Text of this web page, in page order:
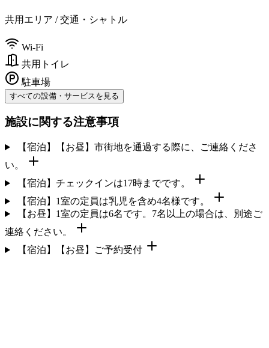
共用エリア / 交通・シャトル
Wi-Fi
共用トイレ
駐車場
すべての設備・サービスを見る
施設に関する注意事項
【宿泊】【お昼】市街地を通過する際に、ご連絡くださ
い。
【宿泊】チェックインは17時までです。
【宿泊】1室の定員は乳児を含め4名様です。
【お昼】1室の定員は6名です。7名以上の場合は、別途ご
連絡ください。
【宿泊】【お昼】ご予約受付